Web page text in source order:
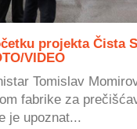
projekta Čista
VIDEO
Tomislav
fabrike za
je upoznat...